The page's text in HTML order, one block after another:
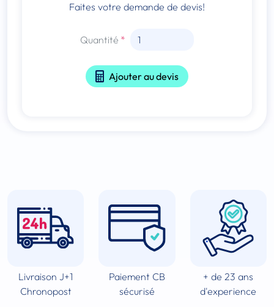
Faites votre demande de devis!
Quantité
Ajouter au devis
Livraison J+1
Chronopost
Paiement CB
sécurisé
+ de 23 ans
d'experience